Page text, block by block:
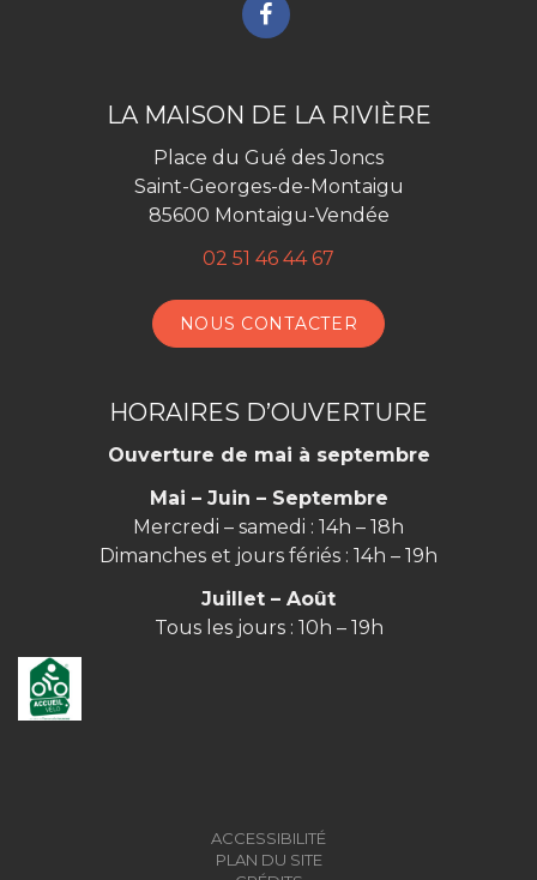
Lien
compte
Facebook
LA MAISON DE LA RIVIÈRE
Place du Gué des Joncs
Saint-Georges-de-Montaigu
85600 Montaigu-Vendée
02 51 46 44 67
NOUS CONTACTER
HORAIRES D’OUVERTURE
Ouverture de mai à septembre
Mai – Juin – Septembre
Mercredi – samedi : 14h – 18h
Dimanches et jours fériés : 14h – 19h
Juillet – Août
Tous les jours : 10h – 19h
ACCESSIBILITÉ
PLAN DU SITE